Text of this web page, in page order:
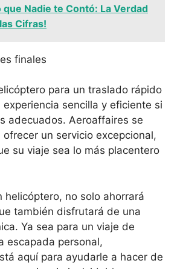
que Nadie te Contó: La Verdad
Cifras!
finales
para un traslado rápido
experiencia sencilla y eficiente si
adecuados. Aeroaffaires se
un servicio excepcional,
su viaje sea lo más placentero
helicóptero, no solo ahorrará
también disfrutará de una
Ya sea para un viaje de
escapada personal,
aquí para ayudarle a hacer de